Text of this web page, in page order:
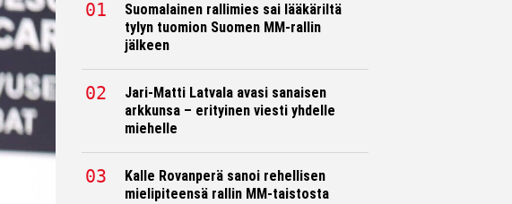
Suomalainen rallimies sai lääkäriltä
tylyn tuomion Suomen MM-rallin
jälkeen
Jari-Matti Latvala avasi sanaisen
arkkunsa – erityinen viesti yhdelle
miehelle
Kalle Rovanperä sanoi rehellisen
mielipiteensä rallin MM-taistosta